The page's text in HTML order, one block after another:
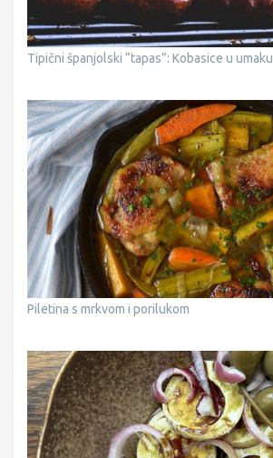
Tipični španjolski “tapas”: Kobasice u umaku
Piletina s mrkvom i porilukom